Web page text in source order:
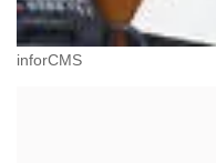
inforCMS